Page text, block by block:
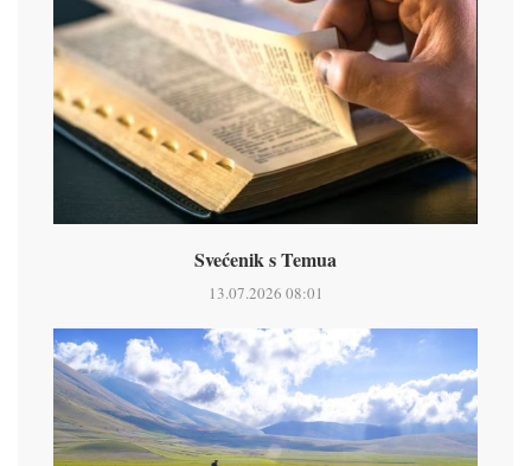
Svećenik s Temua
13.07.2026 08:01